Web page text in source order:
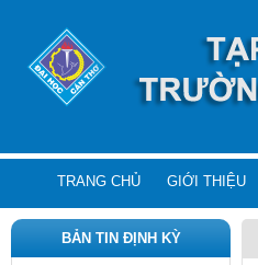
TRANG CHỦ GIỚI THIỆU
BẢN TIN ĐỊNH KỲ